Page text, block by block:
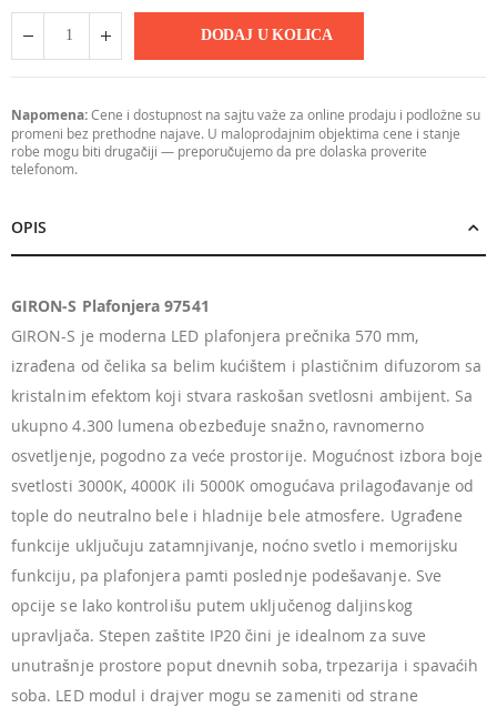
DODAJ U KOLICA
Napomena:Cene i dostupnost na sajtu važe za online prodaju i podložne su
promeni bez prethodne najave. U maloprodajnim objektima cene i stanje
robe mogu biti drugačiji — preporučujemo da pre dolaska proverite
telefonom.
OPIS
GIRON-S Plafonjera 97541
GIRON-S je moderna LED plafonjera prečnika 570 mm,
izrađena od čelika sa belim kućištem i plastičnim difuzorom sa
kristalnim efektom koji stvara raskošan svetlosni ambijent. Sa
ukupno 4.300 lumena obezbeđuje snažno, ravnomerno
osvetljenje, pogodno za veće prostorije. Mogućnost izbora boje
svetlosti 3000K, 4000K ili 5000K omogućava prilagođavanje od
tople do neutralno bele i hladnije bele atmosfere. Ugrađene
funkcije uključuju zatamnjivanje, noćno svetlo i memorijsku
funkciju, pa plafonjera pamti poslednje podešavanje. Sve
opcije se lako kontrolišu putem uključenog daljinskog
upravljača. Stepen zaštite IP20 čini je idealnom za suve
unutrašnje prostore poput dnevnih soba, trpezarija i spavaćih
soba. LED modul i drajver mogu se zameniti od strane